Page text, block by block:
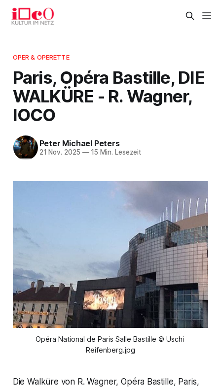
OPER & OPERETTE
Paris, Opéra Bastille, DIE
WALKÜRE - R. Wagner,
IOCO
Peter Michael Peters
21 Nov. 2025 —15 Min. Lesezeit
Opéra National de Paris Salle Bastille © Uschi
Reifenberg.jpg
Die Walküre von R. Wagner, Opéra Bastille, Paris,